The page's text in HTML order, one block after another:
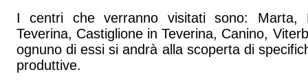
I centri che verranno visitati sono: Marta,
Teverina, Castiglione in Teverina, Canino,
ognuno di essi si andrà alla scoperta di
produttive.